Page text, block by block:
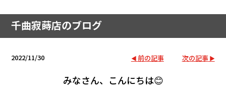
イベント・キャンペーン
ご購入者サポート
千曲寂蒔店のブログ
2022/11/30 前の記事 次の記事
みなさん、こんにちは😊